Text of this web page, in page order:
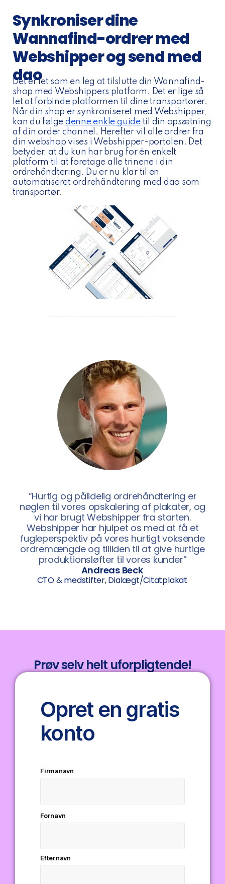
Synkroniser dine
Wannafind-ordrer med
Webshipper og send med
dao
Det er let som en leg at tilslutte din Wannafind-
shop med Webshippers platform. Det er lige så
let at forbinde platformen til dine transportører.
Når din shop er synkroniseret med Webshipper,
kan du følge denne enkle guidetil din opsætning
af din order channel. Herefter vil alle ordrer fra
din webshop vises i Webshipper-portalen. Det
betyder, at du kun har brug for én enkelt
platform til at foretage alle trinene i din
ordrehåndtering. Du er nu klar til en
automatiseret ordrehåndtering med dao som
transportør.
”Hurtig og pålidelig ordrehåndtering er
nøglen til vores opskalering af plakater, og
vi har brugt Webshipper fra starten.
Webshipper har hjulpet os med at få et
fugleperspektiv på vores hurtigt voksende
ordremængde og tilliden til at give hurtige
produktionsløfter til vores kunder”
Andreas Beck
CTO & medstifter, Dialægt/Citatplakat
Prøv selv helt uforpligtende!
Opret en gratis
konto
Firmanavn
Fornavn
Efternavn